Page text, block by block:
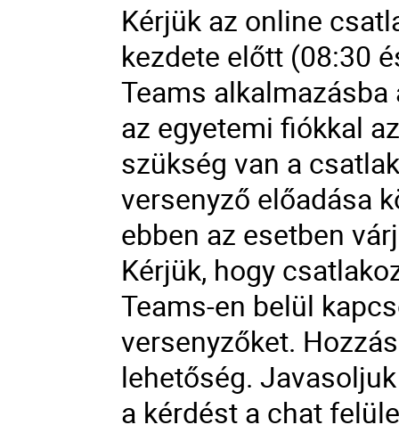
Kérjük az online
kezdete előtt (08:30
Teams
az egyetemi fiókkal
szükség van a
versenyző előadása
ebben az esetben
Kérjük, hogy
Teams-en belül
versenyzőket.
lehetőség.
a kérdést a chat